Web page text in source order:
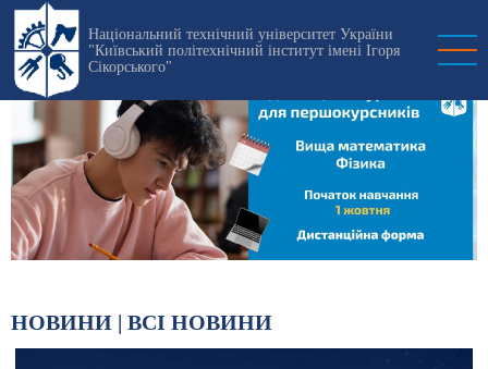
Перейти
основного
вмісту
Національний технічний університет України
"Київський політехнічний інститут імені Ігоря
Сікорського"
НОВИНИ | ВСІ НОВИНИ